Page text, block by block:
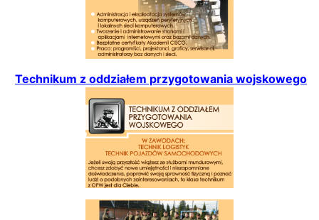
Technikum z oddziałem przygotowania wojskowego